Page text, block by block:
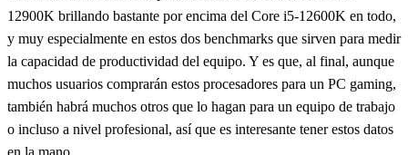
12900K brillando bastante por encima del Core i5-12600K en todo,
y muy especialmente en estos dos benchmarks que sirven para medir
la capacidad de productividad del equipo. Y es que, al final, aunque
muchos usuarios comprarán estos procesadores para un PC gaming,
también habrá muchos otros que lo hagan para un equipo de trabajo
o incluso a nivel profesional, así que es interesante tener estos datos
en la mano.